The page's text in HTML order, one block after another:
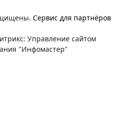
Сервис для партнёров
Управление сайтом
"Инфомастер"